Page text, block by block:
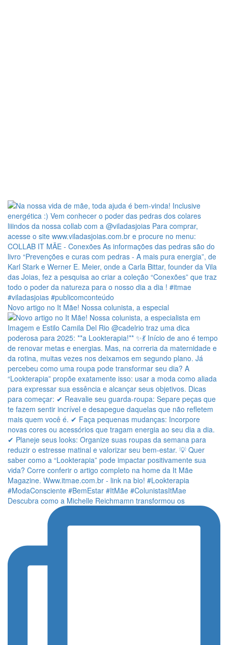
Novo artigo no It Mãe! Nossa colunista, a especial
Descubra como a Michelle Reichmamn transformou os